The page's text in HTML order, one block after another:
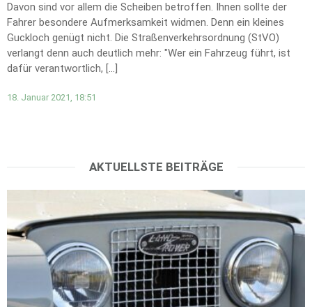
Davon sind vor allem die Scheiben betroffen. Ihnen sollte der
Fahrer besondere Aufmerksamkeit widmen. Denn ein kleines
Guckloch genügt nicht. Die Straßenverkehrsordnung (StVO)
verlangt denn auch deutlich mehr: "Wer ein Fahrzeug führt, ist
dafür verantwortlich, […]
18. Januar 2021, 18:51
AKTUELLSTE BEITRÄGE